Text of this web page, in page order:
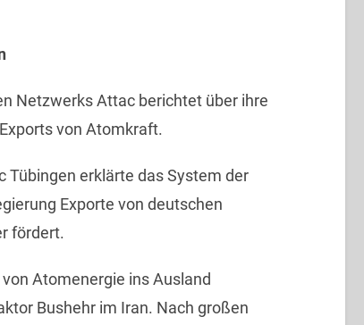
Netzwerks Attac berichtet über ihre
von Atomkraft.
Tübingen erklärte das System der
Exporte von deutschen
fördert.
Atomenergie ins Ausland
Bushehr im Iran. Nach großen